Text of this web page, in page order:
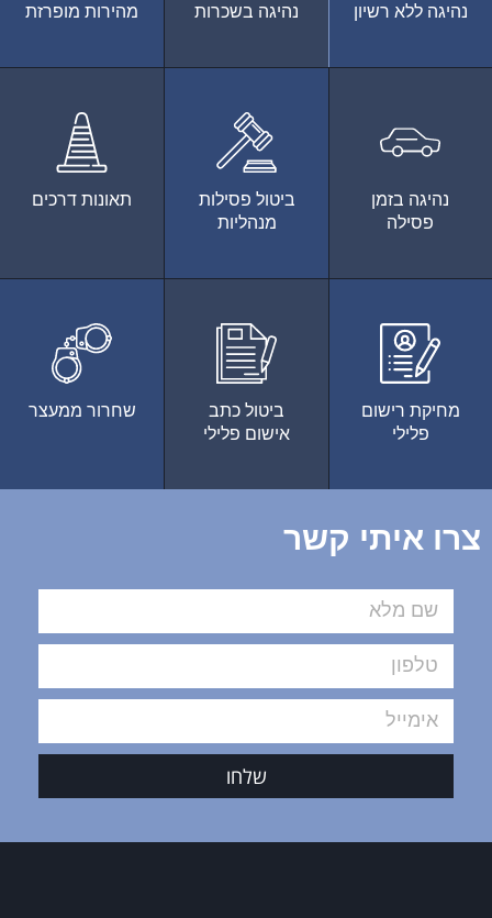
נהיגה ללא רשיון נהיגה בשכרות מהירות מופרזת
נהיגה בזמן
פסילה
ביטול פסילות
מנהליות
תאונות דרכים
מחיקת רישום
פלילי
ביטול כתב
אישום פלילי
שחרור ממעצר
צרו איתי קשר
שלחו